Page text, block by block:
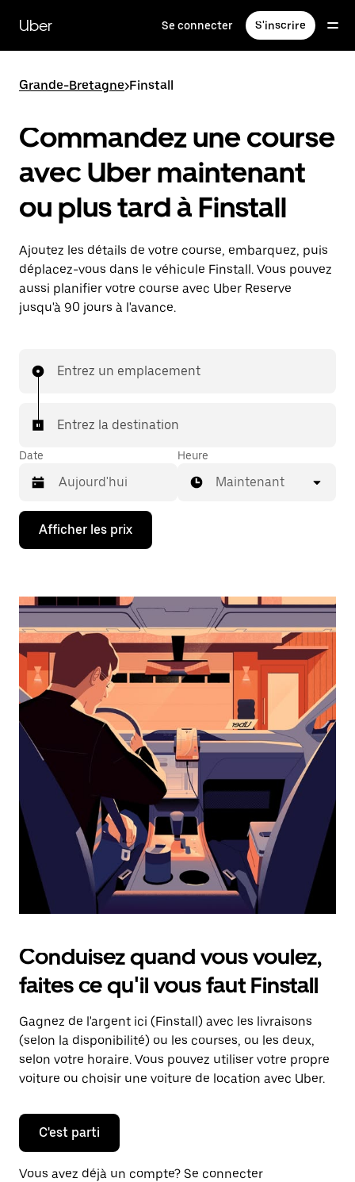
contenu
principal
Uber Se connecter S'inscrire
Grande-Bretagne>Finstall
Commandez une course
avec Uber maintenant
ou plus tard à Finstall
Ajoutez les détails de votre course, embarquez, puis
déplacez-vous dans le véhicule Finstall. Vous pouvez
aussi planifier votre course avec Uber Reserve
jusqu'à 90 jours à l'avance.
Entrez un emplacement
Entrez la destination
Date
Appuyez
la
bas
interagir
avec
calendrier
et
sélectionner
une
date.
Appuyez
d'échappement
pour
fermer
calendrier.
Heure
Maintenant
Afficher les prix
Conduisez quand vous voulez,
faites ce qu'il vous faut Finstall
Gagnez de l'argent ici (Finstall) avec les livraisons
(selon la disponibilité) ou les courses, ou les deux,
selon votre horaire. Vous pouvez utiliser votre propre
voiture ou choisir une voiture de location avec Uber.
C'est parti
Vous avez déjà un compte? Se connecter